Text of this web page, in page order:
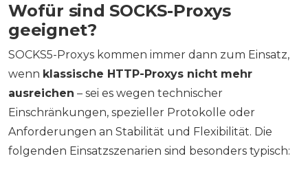
Wofür sind SOCKS-Proxys
geeignet?
SOCKS5-Proxys kommen immer dann zum Einsatz,
wenn klassische HTTP-Proxys nicht mehr
ausreichen – sei es wegen technischer
Einschränkungen, spezieller Protokolle oder
Anforderungen an Stabilität und Flexibilität. Die
folgenden Einsatzszenarien sind besonders typisch: